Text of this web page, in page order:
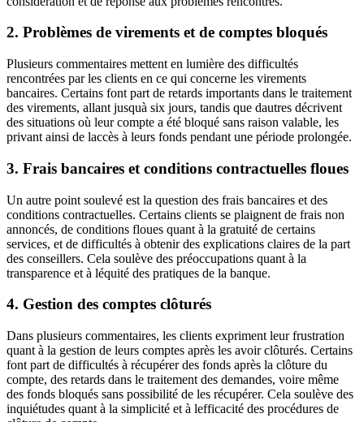
2. Problèmes de virements et de comptes bloqués
Plusieurs commentaires mettent en lumière des difficultés
rencontrées par les clients en ce qui concerne les virements
bancaires. Certains font part de retards importants dans le traitement
des virements, allant jusquà six jours, tandis que dautres décrivent
des situations où leur compte a été bloqué sans raison valable, les
privant ainsi de laccès à leurs fonds pendant une période prolongée.
3. Frais bancaires et conditions contractuelles floues
Un autre point soulevé est la question des frais bancaires et des
conditions contractuelles. Certains clients se plaignent de frais non
annoncés, de conditions floues quant à la gratuité de certains
services, et de difficultés à obtenir des explications claires de la part
des conseillers. Cela soulève des préoccupations quant à la
transparence et à léquité des pratiques de la banque.
4. Gestion des comptes clôturés
Dans plusieurs commentaires, les clients expriment leur frustration
quant à la gestion de leurs comptes après les avoir clôturés. Certains
font part de difficultés à récupérer des fonds après la clôture du
compte, des retards dans le traitement des demandes, voire même
des fonds bloqués sans possibilité de les récupérer. Cela soulève des
inquiétudes quant à la simplicité et à lefficacité des procédures de